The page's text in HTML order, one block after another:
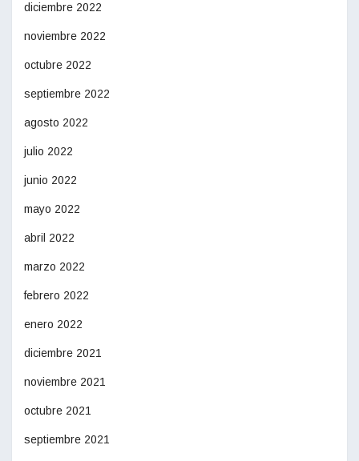
diciembre 2022
noviembre 2022
octubre 2022
septiembre 2022
agosto 2022
julio 2022
junio 2022
mayo 2022
abril 2022
marzo 2022
febrero 2022
enero 2022
diciembre 2021
noviembre 2021
octubre 2021
septiembre 2021